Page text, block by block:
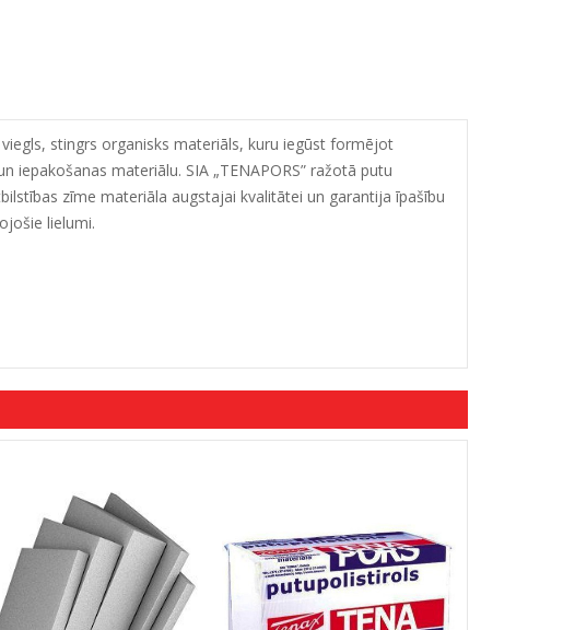
stingrs organisks materiāls, kuru iegūst formējot
materiālu. SIA „TENAPORS” ražotā putu
zīme materiāla augstajai kvalitātei un garantija īpašību
lielumi.